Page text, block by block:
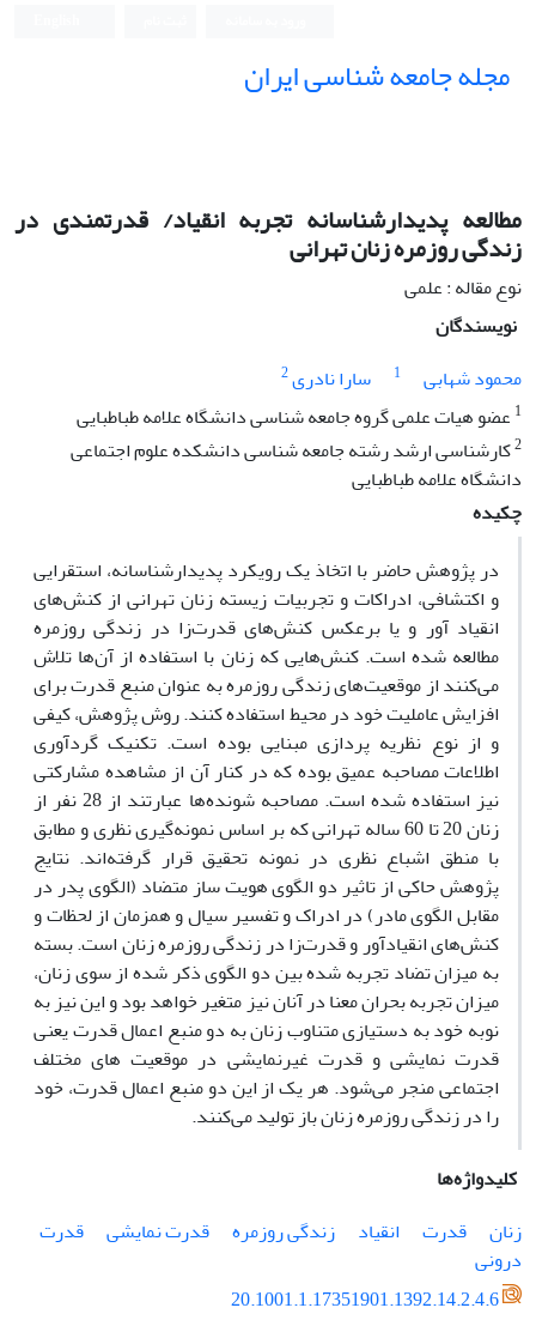
مجله جامعه شناسی ایران
مطالعه پدیدارشناسانه تجربه انقیاد/ قدرتمندی در
زندگی روزمره زنان تهرانی
نوع مقاله : علمی
نویسندگان
محمود شهابی
1 سارا نادری2
1 عضو هیات علمی گروه جامعه شناسی دانشگاه علامه طباطبایی
2کارشناسی ارشد رشته جامعه شناسی دانشکده علوم اجتماعی
دانشگاه علامه طباطبایی
چکیده
در پژوهش حاضر با اتخاذ یک رویکرد پدیدارشناسانه، استقرایی
و اکتشافی، ادراکات و تجربیات زیسته زنان تهرانی از کنش‌های
انقیاد آور و یا برعکس کنش‌های قدرت‌زا در زندگی روزمره
مطالعه شده است. کنش‌هایی که زنان با استفاده از آن‌ها تلاش
می‌کنند از موقعیت‌های زندگی روزمره به عنوان منبع قدرت برای
افزایش عاملیت خود در محیط استفاده کنند. روش پژوهش، کیفی
و از نوع نظریه پردازی مبنایی بوده است. تکنیک گردآوری
اطلاعات مصاحبه عمیق بوده که در کنار آن از مشاهده مشارکتی
نیز استفاده شده است. مصاحبه شونده‌ها عبارتند از 28 نفر از
زنان 20 تا 60 ساله تهرانی که بر اساس نمونه‌گیری نظری و مطابق
با منطق اشباع نظری در نمونه تحقیق قرار گرفته‌اند. نتایج
پژوهش حاکی از تاثیر دو الگوی هویت ساز متضاد (الگوی پدر در
مقابل الگوی مادر) در ادراک و تفسیر سیال و همزمان از لحظات و
کنش‌های انقیادآور و قدرت‌زا در زندگی روزمره زنان است. بسته
به میزان تضاد تجربه شده بین دو الگوی ذکر شده از سوی زنان،
میزان تجربه بحران معنا در آنان نیز متغیر خواهد بود و این نیز به
نوبه خود به دستیازی متناوب زنان به دو منبع اعمال قدرت یعنی
قدرت نمایشی و قدرت غیرنمایشی در موقعیت های مختلف
اجتماعی منجر می‌شود. هر یک از این دو منبع اعمال قدرت، خود
را در زندگی روزمره زنان باز تولید می‌کنند.
کلیدواژه‌ها
زنان
قدرت انقیاد زندگی روزمره قدرت نمایشی
قدرت
درونی
20.1001.1.17351901.1392.14.2.4.6